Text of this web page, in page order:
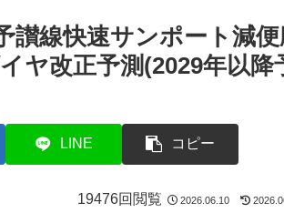
讃線快速サンポート減
ヤ改正予測(2029年以降
LINE コピー
19476回閲覧 2026.06.10